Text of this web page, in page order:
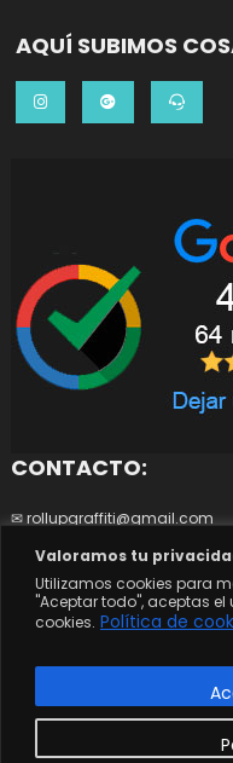
Valoramos tu
Utilizamos cookies para
"Aceptar todo", aceptas el
cookies. Política de
AQUÍ SUBIMOS
CONTACTO:
✉ rollupgraffiti@gmail.com
☎ 644252266
Store
Términos y
Envíos y